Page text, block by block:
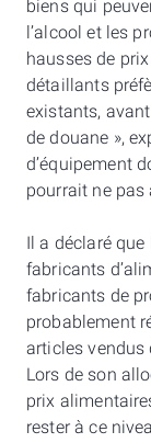
biens qui
l’alcool et les
hausses de
détaillants
existants,
de douane »,
d’équipement
pourrait ne
Il a déclaré
fabricants
fabricants de
probablement
articles vendus
Lors de son
prix
rester à ce